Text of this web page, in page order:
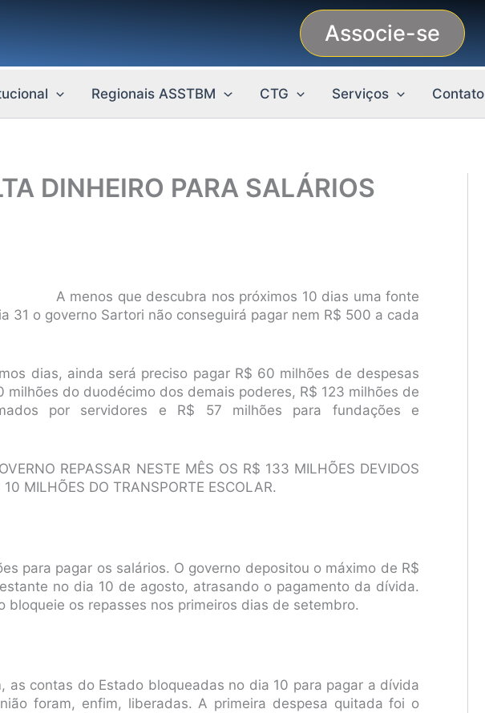
Associe-se
Regionais ASSTBM CTG Serviços Contato
DINHEIRO PARA SALÁRIOS
A menos que descubra nos próximos 10 dias uma fonte
31 o governo Sartori não conseguirá pagar nem R$ 500 a cada
dias, ainda será preciso pagar R$ 60 milhões de despesas
milhões do duodécimo dos demais poderes, R$ 123 milhões de
por servidores e R$ 57 milhões para fundações e
REPASSAR NESTE MÊS OS R$ 133 MILHÕES DEVIDOS
MILHÕES DO TRANSPORTE ESCOLAR.
para pagar os salários. O governo depositou o máximo de R$
no dia 10 de agosto, atrasando o pagamento da dívida.
bloqueie os repasses nos primeiros dias de setembro.
as contas do Estado bloqueadas no dia 10 para pagar a dívida
foram, enfim, liberadas. A primeira despesa quitada foi o